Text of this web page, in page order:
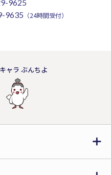
9625
9635 （24時間受付）
ャラ ぶんちよ